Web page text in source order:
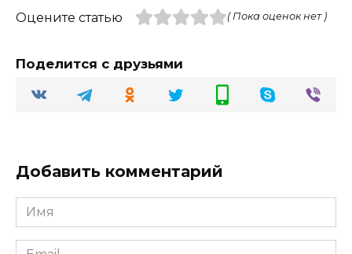
Оцените статью ( Пока оценок нет )
Поделится с друзьями
Добавить комментарий
Имя
Email